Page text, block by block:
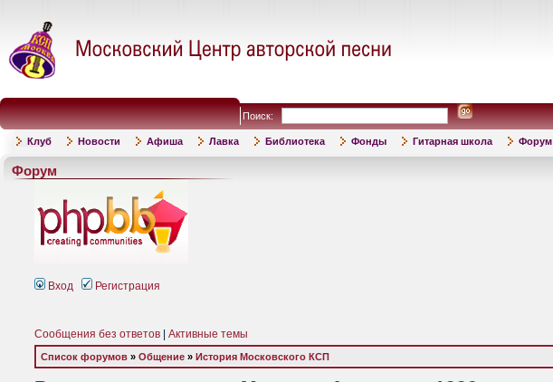
Поиск:
Клуб Новости Афиша Лавка Библиотека Фонды Гитарная школа Форум
Форум
Вход Регистрация
Сообщения без ответов Активные темы
Список форумов » Общение » История Московского КСП